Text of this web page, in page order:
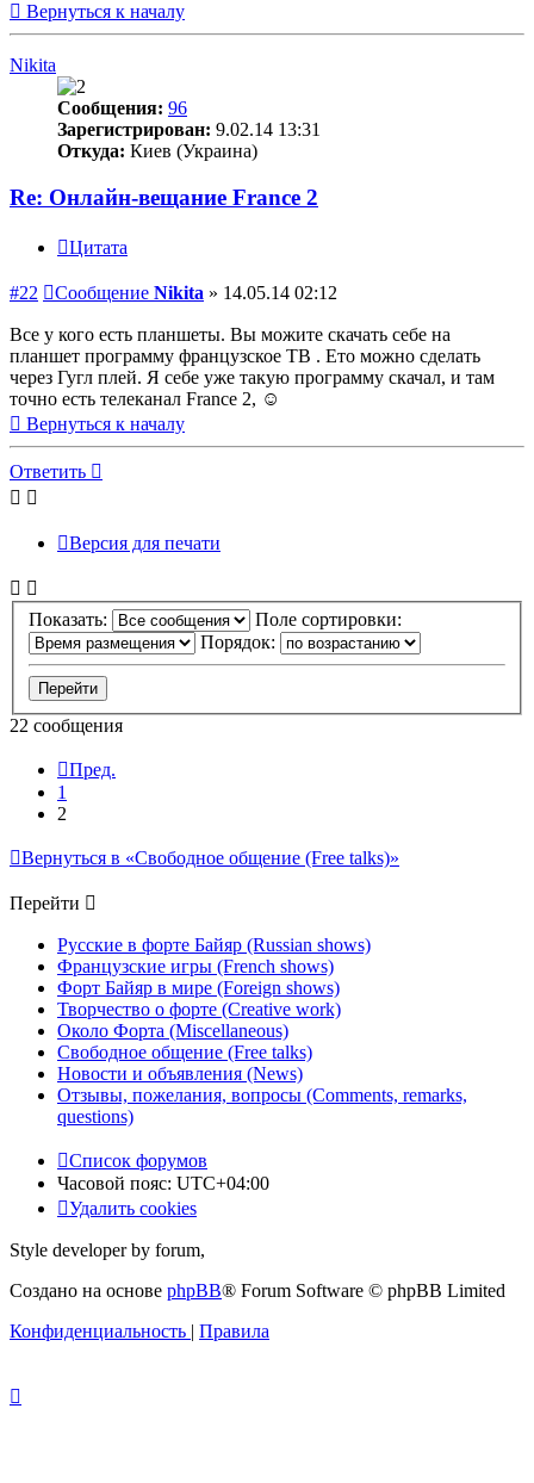
Вернуться к началу
Nikita
Сообщения: 96
Зарегистрирован: 9.02.14 13:31
Откуда: Киев (Украина)
Re: Онлайн-вещание France 2
Цитата
#22 Сообщение Nikita » 14.05.14 02:12
Все у кого есть планшеты. Вы можите скачать себе на
планшет программу французское ТВ . Ето можно сделать
через Гугл плей. Я себе уже такую программу скачал, и там
точно есть телеканал France 2, ☺
Вернуться к началу
Ответить
Версия для печати
Показать:
Поле сортировки:
Порядок:
22 сообщения
Пред.
1
2
Вернуться в «Свободное общение (Free talks)»
Перейти
Русские в форте Байяр (Russian shows)
Французские игры (French shows)
Форт Байяр в мире (Foreign shows)
Творчество о форте (Creative work)
Около Форта (Miscellaneous)
Свободное общение (Free talks)
Новости и объявления (News)
Отзывы, пожелания, вопросы (Comments, remarks,
questions)
Список форумов
Часовой пояс: UTC+04:00
Удалить cookies
Style developer by forum,
Создано на основе phpBB® Forum Software © phpBB Limited
Конфиденциальность | Правила